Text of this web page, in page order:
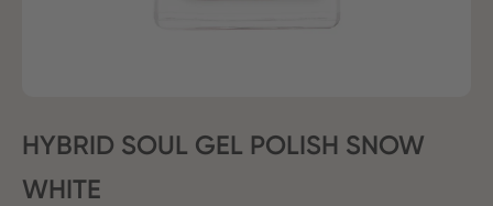
HYBRID SOUL GEL POLISH SNOW
WHITE